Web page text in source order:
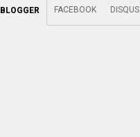
BLOGGER FACEBOOK DISQUS